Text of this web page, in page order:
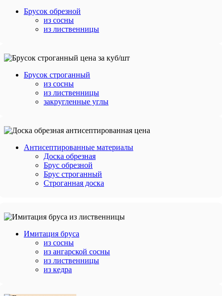
Брусок обрезной
из сосны
из лиственницы
Брусок строганный
из сосны
из лиственницы
закругленные углы
Антисептированные материалы
Доска обрезная
Брус обрезной
Брус строганный
Строганная доска
Имитация бруса
из сосны
из ангарской сосны
из лиственницы
из кедра